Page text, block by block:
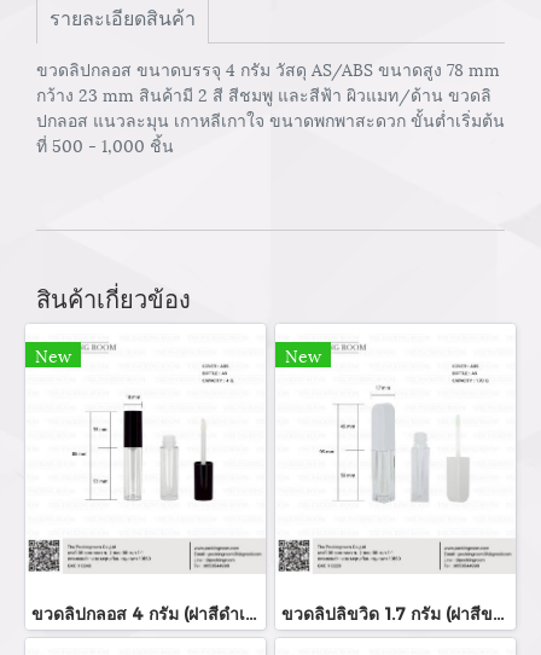
รายละเอียดสินค้า
ขวดลิปกลอส ขนาดบรรจุ 4 กรัม วัสดุ AS/ABS ขนาดสูง 78 mm
กว้าง 23 mm สินค้ามี 2 สี สีชมพู และสีฟ้า ผิวแมท/ด้าน ขวดลิ
ปกลอส แนวละมุน เกาหลีเกาใจ ขนาดพกพาสะดวก ขั้นต่ำเริ่มต้น
ที่ 500 - 1,000 ชิ้น
สินค้าเกี่ยวข้อง
New
ขวดลิปกลอส 4 กรัม (ฝาสีดำเงา)
New
ขวดลิปลิขวิด 1.7 กรัม (ฝาสีขาว)